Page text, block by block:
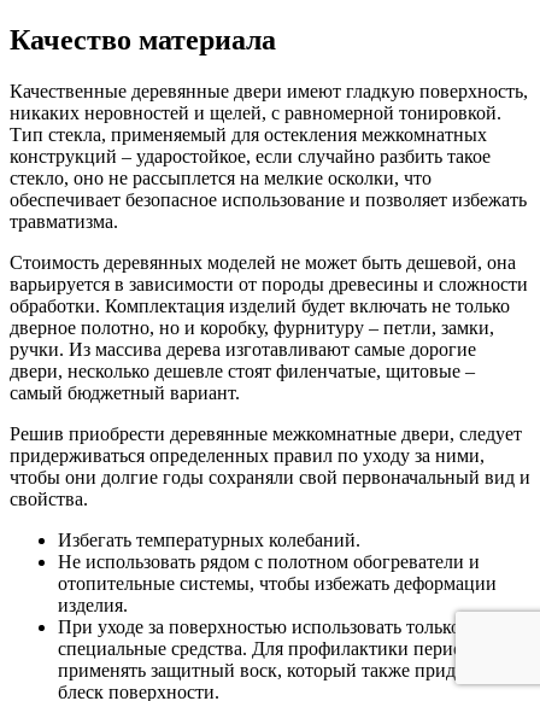
Качество материала
Качественные деревянные двери имеют гладкую поверхность,
никаких неровностей и щелей, с равномерной тонировкой.
Тип стекла, применяемый для остекления межкомнатных
конструкций – ударостойкое, если случайно разбить такое
стекло, оно не рассыплется на мелкие осколки, что
обеспечивает безопасное использование и позволяет избежать
травматизма.
Стоимость деревянных моделей не может быть дешевой, она
варьируется в зависимости от породы древесины и сложности
обработки. Комплектация изделий будет включать не только
дверное полотно, но и коробку, фурнитуру – петли, замки,
ручки. Из массива дерева изготавливают самые дорогие
двери, несколько дешевле стоят филенчатые, щитовые –
самый бюджетный вариант.
Решив приобрести деревянные межкомнатные двери, следует
придерживаться определенных правил по уходу за ними,
чтобы они долгие годы сохраняли свой первоначальный вид и
свойства.
Избегать температурных колебаний.
Не использовать рядом с полотном обогреватели и
отопительные системы, чтобы избежать деформации
изделия.
При уходе за поверхностью использовать только
специальные средства. Для профилактики периодически
применять защитный воск, который также придает
блеск поверхности.